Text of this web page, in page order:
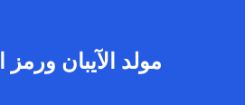
مولد الآيبان